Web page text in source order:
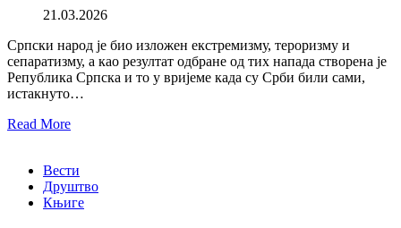
21.03.2026
Српски народ је био изложен екстремизму, тероризму и
сепаратизму, а као резултат одбране од тих напада створена је
Република Српска и то у вријеме када су Срби били сами,
истакнуто…
Read More
Вести
Друштво
Књиге